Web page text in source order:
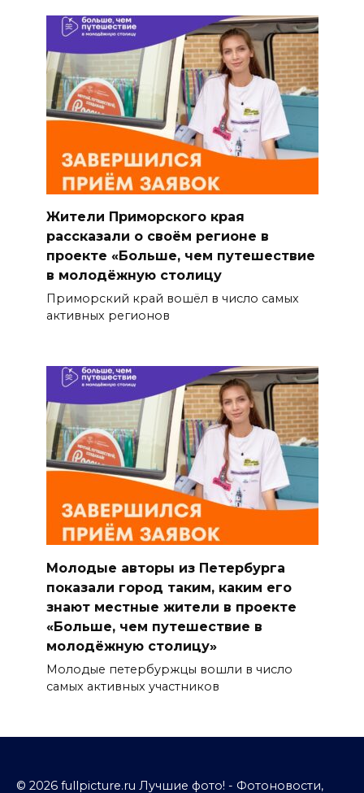
Жители Приморского края
рассказали о своём регионе в
проекте «Больше, чем путешествие
в молодёжную столицу
Приморский край вошёл в число самых
активных регионов
Молодые авторы из Петербурга
показали город таким, каким его
знают местные жители в проекте
«Больше, чем путешествие в
молодёжную столицу»
Молодые петербуржцы вошли в число
самых активных участников
© 2026 fullpicture.ru Лучшие фото! - Фотоновости,